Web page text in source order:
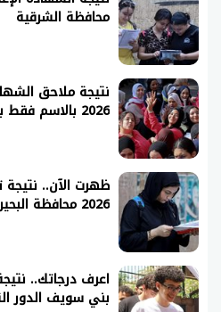
محافظة الشرقية
نتيجة ملاحق
2026 بالاسم فقط بدون رقم الجلوس
ظهرت الآن.. نتيجة
2026 محافظة البحيرة
بني سويف الدور